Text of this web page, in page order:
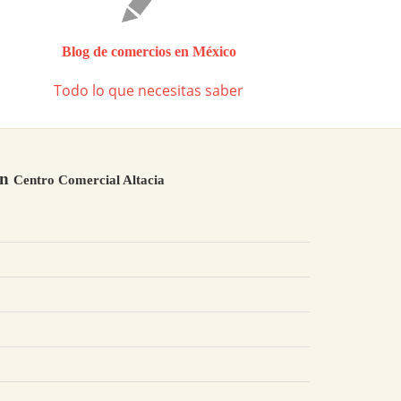
Blog de comercios en México
Todo lo que necesitas saber
Centro Comercial Altacia